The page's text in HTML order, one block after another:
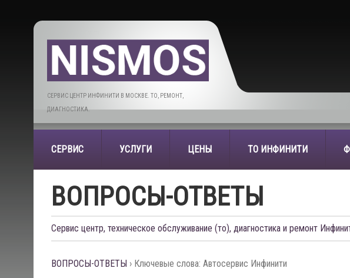
СЕРВИС ЦЕНТР ИНФИНИТИ В МОСКВЕ. ТО, РЕМОНТ,
ДИАГНОСТИКА.
СЕРВИС УСЛУГИ ЦЕНЫ ТО ИНФИНИТИ
ВОПРОСЫ-ОТВЕТЫ
Сервис центр, техническое обслуживание (то), диагностика и ремонт
ВОПРОСЫ-ОТВЕТЫ › Ключевые слова: Автосервис Инфинити